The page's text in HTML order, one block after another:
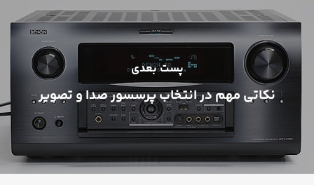
پست بعدی
نکاتی مهم در انتخاب پرسسور صدا و تصویر